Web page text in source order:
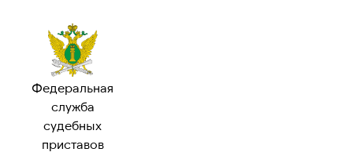
Федеральная
служба
судебных
приставов